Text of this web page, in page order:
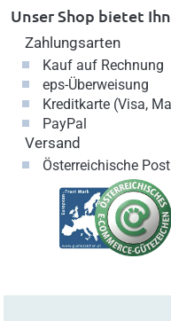
Unser Shop bietet
Zahlungsarten
Kauf auf Rechnung
eps-Überweisung
Kreditkarte (Visa,
PayPal
Versand
Österreichische Post